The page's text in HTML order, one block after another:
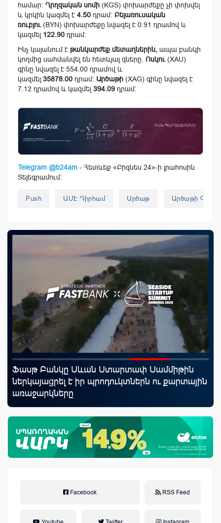
համար: Ղրղզական սոմի (KGS) փոխարժեքը չի փոխվել
և կրկին կազմել է 4.50 դրամ: Բելառուսական
ռուբլու (BYN) փոխարժեքը նվազել է 0.91 դրամով և
կազմել 122.90 դրամ:
Ինչ կայանում է թանկարժեք մետաղներին, ապա բանկի
կողմից սահմանվել են հետևյալ գները. Ոսկու (XAU)
գինը նվազել է 554.00 դրամով և
կազմել 35878.00 դրամ: Արծաթի (XAG) գինը նվազել է
7.12 դրամով և կազմել 394.09 դրամ:
Telegram @b24am - Հետևեք «Բիզնես 24»-ի լրահոսին
Տելեգրամում:
Push ԱՄԷ Դիրհամ Արծաթ Արծաթի Գին
Ֆասթ Բանկը Սևան Ստարտափ Սամմիթին
ներկայացրել է իր պրոդուկտներն ու քարտային
առաջարկները
Facebook RSS Feed